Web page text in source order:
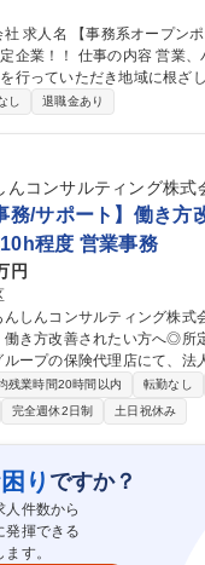
★未経験
バックオフィスのい
行っていただき地域に根ざ
み、ゆくゆくは会社の中心
■営業：既存顧客を中心とし
を通じ会社全体の業務を把
ただけます。 募集職種 【事務系オー
験歓迎★無借金経営の安定企
し 退職金あり
んコンサルティング株式
務/サポート】働き方
程度 営業事務
円
ンサルティング株式会社 求人名 大
働き方改善されたい方へ◎所
ープの保険代理店にて、法
せ対応を中心とした事務全
してご活躍いただけるポジショ
約の手続き、法人様や取引先
、生保を中心とした代理店
募集職種 大阪【保険営業事務/サ
たい方へ◎所定7h・残業10h
残業時間20時間以内 転勤なし
完全週休2日制 土日祝休み
り ですか？
人件数から
発揮できる
す。